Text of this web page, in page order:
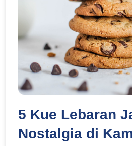
CONSULTATION
5 Kue Lebaran
Nostalgia di